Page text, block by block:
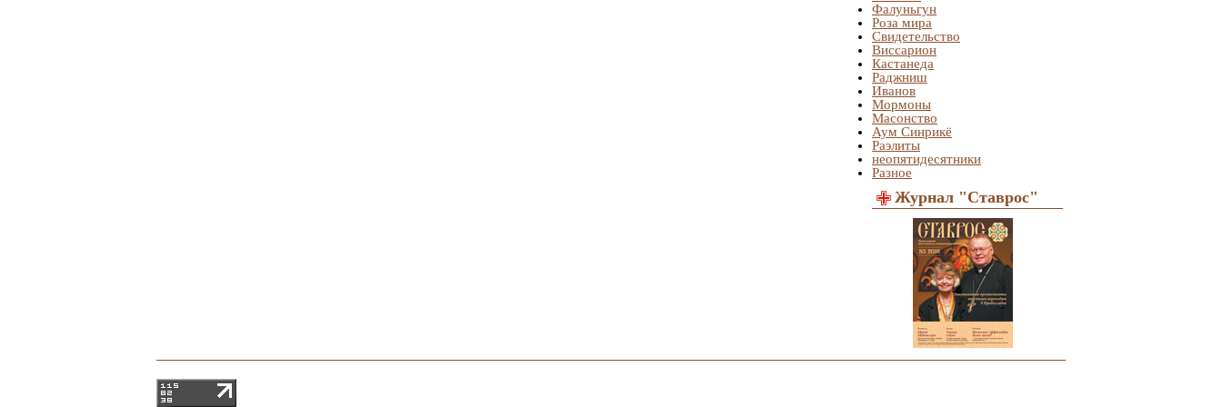
Фалуньгун
Роза мира
Свидетельство
Виссарион
Кастанеда
Раджниш
Иванов
Мормоны
Масонство
Аум Синрикё
Раэлиты
неопятидесятники
Разное
Журнал "Ставрос"